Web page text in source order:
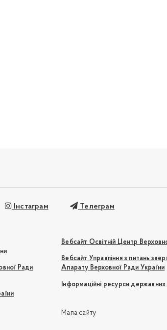
Інстаграм Телеграм
Ради
Вебсайт Освітній Центр
Вебсайт Управління з питань
Апарату Верховної Ради України
Інформаційні ресурси державних
Мапа сайту